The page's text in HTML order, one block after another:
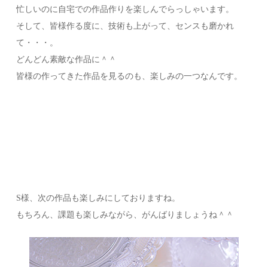
忙しいのに自宅での作品作りを楽しんでらっしゃいます。
そして、皆様作る度に、技術も上がって、センスも磨かれ
て・・・。
どんどん素敵な作品に＾＾
皆様の作ってきた作品を見るのも、楽しみの一つなんです。
S様、次の作品も楽しみにしておりますね。
もちろん、課題も楽しみながら、がんばりましょうね＾＾